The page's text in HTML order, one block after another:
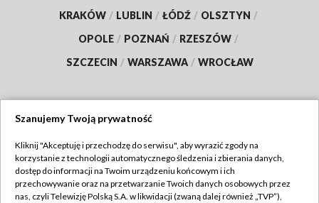
KRAKÓW / LUBLIN / ŁÓDŹ / OLSZTYN /
OPOLE / POZNAŃ / RZESZÓW /
SZCZECIN / WARSZAWA / WROCŁAW
TVP
Abonament TVP
Regulamin TVP
Szanujemy Twoją prywatność
Kliknij "Akceptuję i przechodzę do serwisu", aby wyrazić zgody na
korzystanie z technologii automatycznego śledzenia i zbierania danych,
dostęp do informacji na Twoim urządzeniu końcowym i ich
przechowywanie oraz na przetwarzanie Twoich danych osobowych przez
nas, czyli Telewizję Polską S.A. w likwidacji (zwaną dalej również „TVP”),